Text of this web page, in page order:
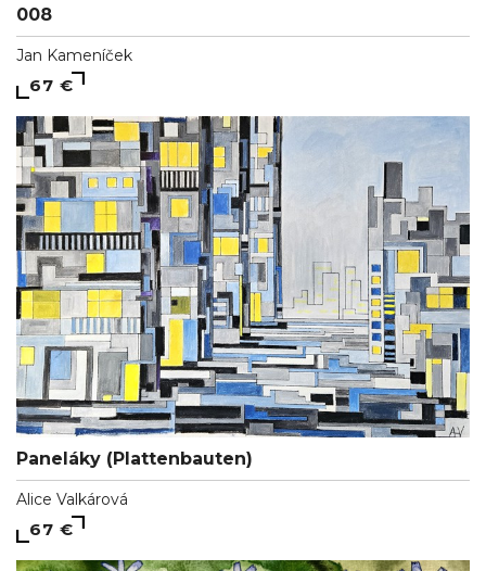
008
Jan Kameníček
67 €
Paneláky (Plattenbauten)
Alice Valkárová
67 €